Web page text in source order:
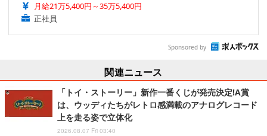
月給21万5,400円～35万5,400円
正社員
Sponsored by
関連ニュース
「トイ・ストーリー」新作一番くじが発売決定!A賞
は、ウッディたちがレトロ感満載のアナログレコード
上を走る姿で立体化
2026.08.07 Fri 03:40